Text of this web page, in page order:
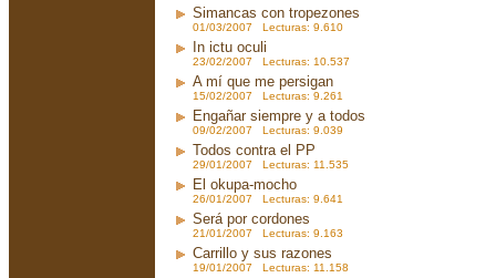
Simancas con tropezones
01/03/2007 Lecturas: 9.610
In ictu oculi
23/02/2007 Lecturas: 10.537
A mí que me persigan
15/02/2007 Lecturas: 9.261
Engañar siempre y a todos
09/02/2007 Lecturas: 9.039
Todos contra el PP
29/01/2007 Lecturas: 11.535
El okupa-mocho
26/01/2007 Lecturas: 9.641
Será por cordones
21/01/2007 Lecturas: 9.163
Carrillo y sus razones
19/01/2007 Lecturas: 11.158